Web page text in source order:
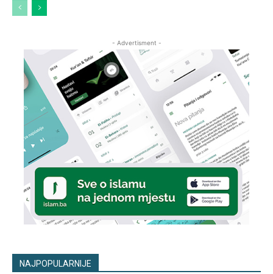
- Advertisment -
NAJPOPULARNIJE